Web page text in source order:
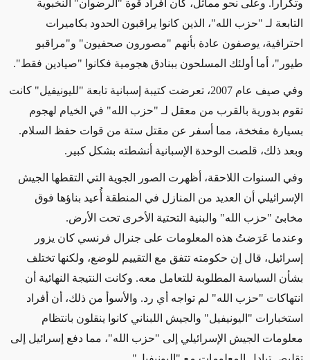
وتكراراً. وعلى نحو مماثل، كان أفراد قوة "الرضوان" النخبوية
التابعة لـ "حزب الله"، الذين كانوا يراقبون الحدود بكاميرات
احترافية، يوصفون عادة بأنهم "مصورون صحفيون" و"مراقبو
طيور"، أما أولئك المسلحون ببنادق هجومية فكانوا "صيادين فقط".
وفي صيف عام 2007، تعرضت كتيبة إسبانية تابعة "لليونيفيل" كانت
تقوم بدورية بالقرب من معقل لـ "حزب الله" في الخيام لهجوم
بسيارة مفخخة، مما أسفر عن مقتل ستة من قوات حفظ السلام.
وبعد ذلك، قلصت الوحدة الإسبانية أنشطته بشكل كبير.
وفي السنوات اللاحقة، أظهرت الصور الجوية التي التقطها الجيش
الإسرائيلي أن العديد من المنازل في المنطقة أُعيد بناؤها فوق
مخابئ "حزب الله" والبنية التحتية الأخرى تحت الأرض.
وعندما عَرَضتُ هذه المعلومات على جنرال فرنسي كان يزور
إسرائيل، قال إن حكومته تتفق مع التقييم للوضع، ولكنها تختلف
بشأن السياسة المطلوبة للتعامل معه. وكانت النتيجة النهائية أن
انتهاكات "حزب الله" لم تواجه أي رد. والأسوأ من ذلك، أن أفراد
استخبارات "اليونيفيل" والجيش اللبناني كانوا ينقلون بانتظام
معلومات الجيش الإسرائيلي إلى "حزب الله"، مما دفع إسرائيل إلى